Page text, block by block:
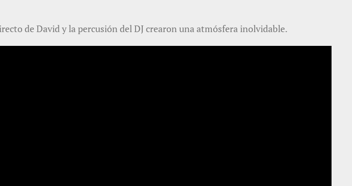
de David y la percusión del DJ crearon una atmósfera inolvidable.